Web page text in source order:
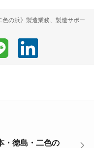
色の浜》製造業務、製造サポー
・徳島・二色の